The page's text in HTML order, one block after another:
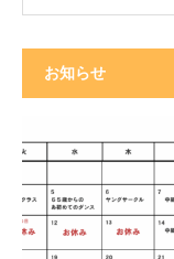
お知らせ